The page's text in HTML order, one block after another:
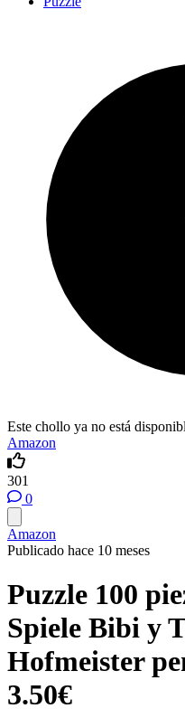
Este chollo ya no está
Amazon
301
0
Amazon
Publicado hace 10 meses
Puzzle 100
Spiele Bibi y
Hofmeister
3.50€